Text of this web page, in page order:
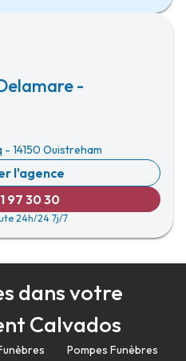
-
- 14150 Ouistreham
l'agence
97 30 30
24h/24 7j/7
dans votre
Calvados
Pompes Funèbres